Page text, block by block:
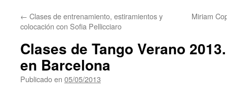
← Clases de entrenamiento, estiramientos y
colocación con Sofia Pellicciaro
Miriam
Clases de Tango Verano
en Barcelona
Publicado en 05/05/2013